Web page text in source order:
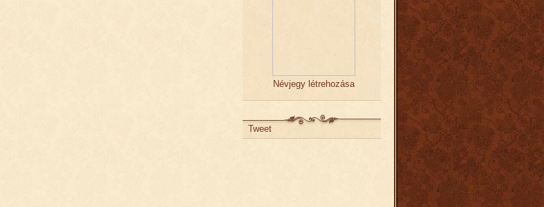
Névjegy létrehozása
Tweet